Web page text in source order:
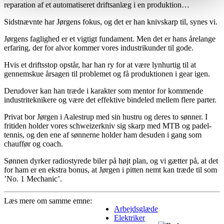
reparation af et automatiseret driftsanlæg i en produktion…
Sidstnævnte har Jørgens fokus, og det er han knivskarp til, synes vi.
Jørgens faglighed er et vigtigt fundament. Men det er hans årelange
erfaring, der for alvor kommer vores industrikunder til gode.
Hvis et driftsstop opstår, har han ry for at være lynhurtig til at
gennemskue årsagen til problemet og få produktionen i gear igen.
Derudover kan han træde i karakter som mentor for kommende
industriteknikere og være det effektive bindeled mellem flere parter.
Privat bor Jørgen i Aalestrup med sin hustru og deres to sønner. I
fritiden holder vores schweizerkniv sig skarp med MTB og padel-
tennis, og den ene af sønnerne holder ham desuden i gang som
chauffør og coach.
Sønnen dyrker radiostyrede biler på højt plan, og vi gætter på, at det
for ham er en ekstra bonus, at Jørgen i pitten nemt kan træde til som
’No. 1 Mechanic’.
Læs mere om samme emne:
Arbejdsglæde
Elektriker